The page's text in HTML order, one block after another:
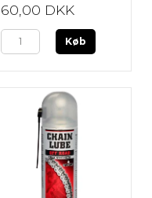
60,00 DKK
Køb